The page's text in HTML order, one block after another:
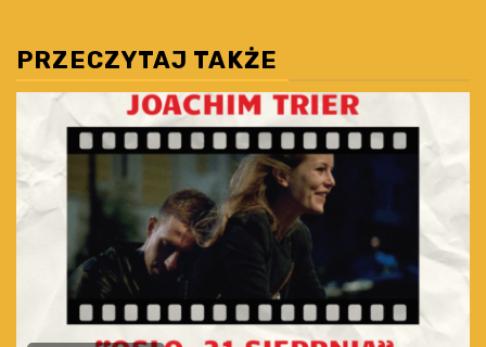
PRZECZYTAJ TAKŻE